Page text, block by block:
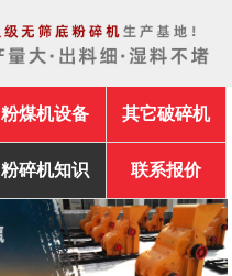
粉煤机设备 其它破碎机
粉碎机知识 联系报价